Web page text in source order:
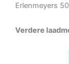
Erlenmeyers
Verdere